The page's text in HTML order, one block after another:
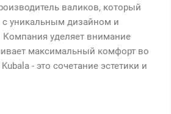
валиков, который
с уникальным дизайном и
уделяет внимание
максимальный комфорт во
- это сочетание эстетики и